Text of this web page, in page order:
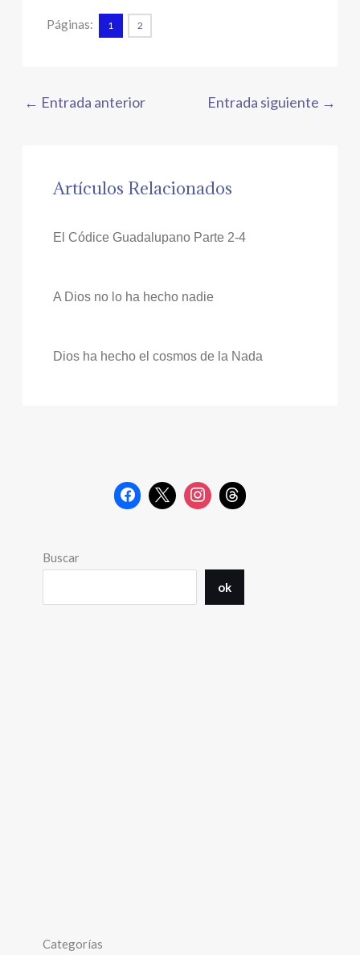
Páginas: 1 2
← Entrada anterior Entrada siguiente →
Artículos Relacionados
El Códice Guadalupano Parte 2-4
A Dios no lo ha hecho nadie
Dios ha hecho el cosmos de la Nada
Buscar
ok
Categorías